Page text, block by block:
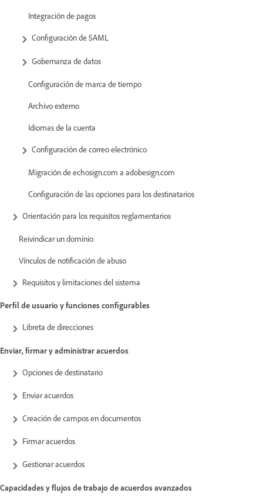
Integración de pagos
Configuración de SAML
Gobernanza de datos
Configuración de marca de tiempo
Archivo externo
Idiomas de la cuenta
Configuración de correo electrónico
Migración de echosign.com a adobesign.com
Configuración de las opciones para los destinatarios
Orientación para los requisitos reglamentarios
Reivindicar un dominio
Vínculos de notificación de abuso
Requisitos y limitaciones del sistema
Perfil de usuario y funciones configurables
Libreta de direcciones
Enviar, firmar y administrar acuerdos
Opciones de destinatario
Enviar acuerdos
Creación de campos en documentos
Firmar acuerdos
Gestionar acuerdos
Capacidades y flujos de trabajo de acuerdos avanzados